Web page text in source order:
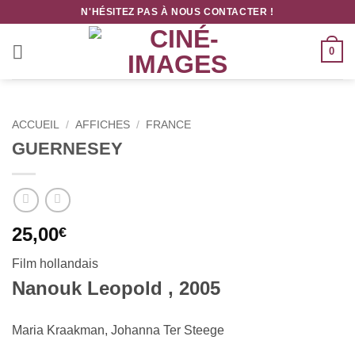
contenu
N'HÉSITEZ PAS À NOUS CONTACTER !
0
ACCUEIL / AFFICHES / FRANCE
GUERNESEY
25,00€
Film hollandais
Nanouk Leopold , 2005
Maria Kraakman, Johanna Ter Steege